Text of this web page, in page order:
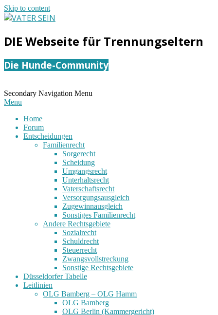
Skip to content
SEIN
DIE Webseite für Trennungseltern
Die Hunde-Community
Secondary Navigation Menu
Menu
Home
Forum
Entscheidungen
Familienrecht
Sorgerecht
Scheidung
Umgangsrecht
Unterhaltsrecht
Vaterschaftsrecht
Versorgungsausgleich
Zugewinnausgleich
Sonstiges Familienrecht
Andere Rechtsgebiete
Sozialrecht
Schuldrecht
Steuerrecht
Zwangsvollstreckung
Sonstige Rechtsgebiete
Düsseldorfer Tabelle
Leitlinien
OLG Bamberg – OLG Hamm
OLG Bamberg
OLG Berlin (Kammergericht)